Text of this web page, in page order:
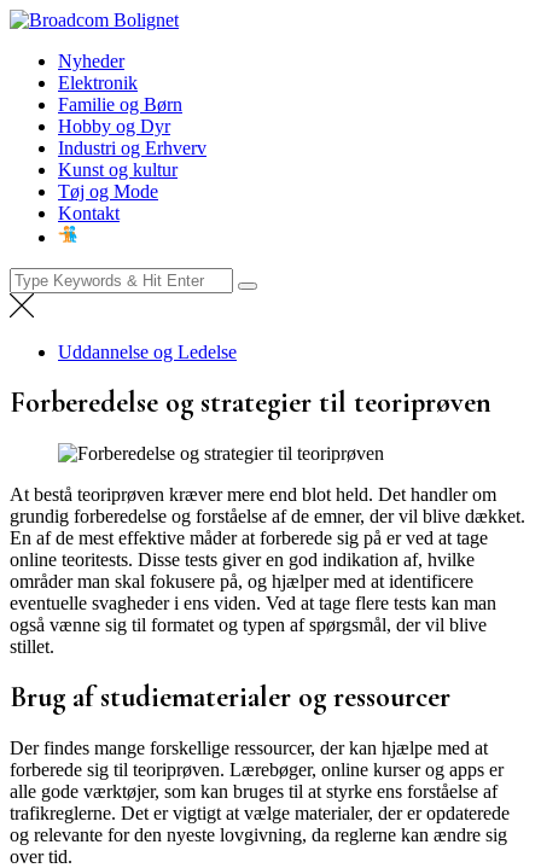
Skip
content
Broadcom Bolignet
NyhederNyheder
Elektronik
Familie og Børn
Hobby og Dyr
Industri og Erhverv
Kunst og kultur
Tøj og Mode
Kontakt
Search
for:
Uddannelse og Ledelse
Forberedelse og strategier til teoriprøven
At bestå teoriprøven kræver mere end blot held. Det handler om
grundig forberedelse og forståelse af de emner, der vil blive dækket.
En af de mest effektive måder at forberede sig på er ved at tage
online teoritests. Disse tests giver en god indikation af, hvilke
områder man skal fokusere på, og hjælper med at identificere
eventuelle svagheder i ens viden. Ved at tage flere tests kan man
også vænne sig til formatet og typen af spørgsmål, der vil blive
stillet.
Brug af studiematerialer og ressourcer
Der findes mange forskellige ressourcer, der kan hjælpe med at
forberede sig til teoriprøven. Lærebøger, online kurser og apps er
alle gode værktøjer, som kan bruges til at styrke ens forståelse af
trafikreglerne. Det er vigtigt at vælge materialer, der er opdaterede
og relevante for den nyeste lovgivning, da reglerne kan ændre sig
over tid.